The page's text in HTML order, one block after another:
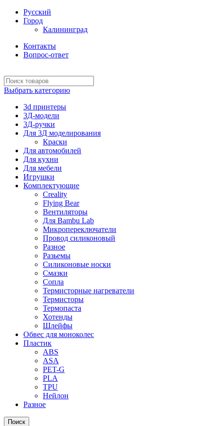
Русский
Город
Калининград
Контакты
Вопрос-ответ
Выбрать категорию
3d принтеры
3Д-модели
3Д-ручки
Для 3Д моделирования
Краски
Для автомобилей
Для кухни
Для мебели
Игрушки
Комплектующие
Creality
Flying Bear
Вентиляторы
Для Bambu Lab
Микропереключатели
Провод силиконовый
Разное
Разьемы
Силиконовые носки
Смазки
Сопла
Термисторные нагреватели
Термисторы
Термопаста
Хотенды
Шлейфы
Обвес для моноколес
Пластик
ABS
ASA
PET-G
PLA
TPU
Нейлон
Разное
Поиск